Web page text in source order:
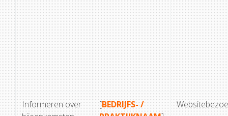
Informeren over
[BEDRIJFS- /